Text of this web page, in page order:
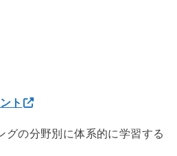
ト
グの分野別に体系的に学習する